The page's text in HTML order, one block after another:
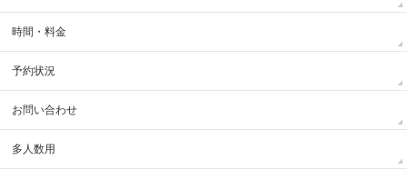
時間・料金
予約状況
お問い合わせ
多人数用